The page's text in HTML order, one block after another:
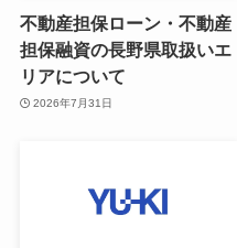
不動産担保ローン・不動産
担保融資の長野県取扱いエ
リアについて
2026年7月31日